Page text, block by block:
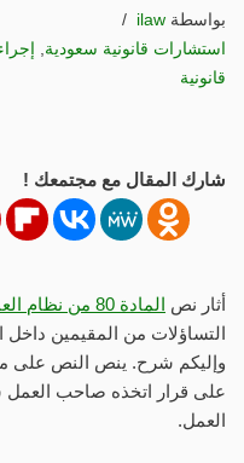
بواسطة ilaw
استشارات قانونية سعودية,
قانونية
شارك المقال مع مجتمعك !
أثار نص المادة 80 من نظام العمل
التساؤلات من المقيمين داخل
العمل.